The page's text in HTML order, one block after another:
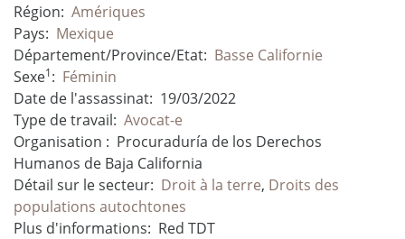
Région: Amériques
Pays: Mexique
Département/Province/Etat: Basse Californie
Sexe1: Féminin
Date de l'assassinat: 19/03/2022
Type de travail: Avocat-e
Organisation : Procuraduría de los Derechos
Humanos de Baja California
Détail sur le secteur: Droit à la terre, Droits des
populations autochtones
Plus d'informations: Red TDT